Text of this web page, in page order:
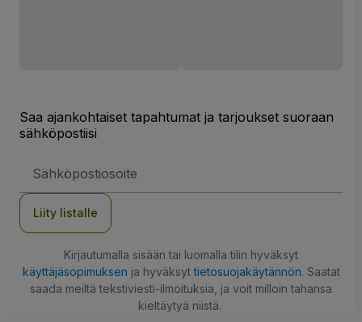
Saa ajankohtaiset tapahtumat ja tarjoukset suoraan
sähköpostiisi
Liity listalle
Kirjautumalla sisään tai luomalla tilin hyväksyt
käyttäjäsopimuksen ja hyväksyttietosuojakäytännön. Saatat
saada meiltä tekstiviesti-ilmoituksia, ja voit milloin tahansa
kieltäytyä niistä.